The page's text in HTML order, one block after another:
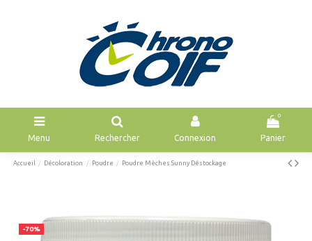
Menu Rechercher Connexion
0
Panier
Accueil Décoloration Poudre Poudre Mèches Sunny Déstockage
-70%